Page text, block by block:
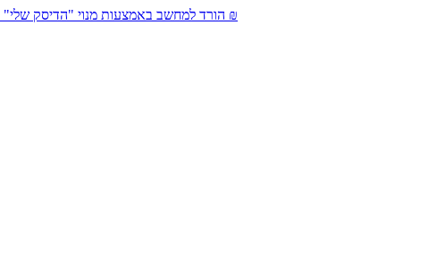
הורד למחשב באמצעות מנוי "הדיסק שלי" מחיר: 49 ₪